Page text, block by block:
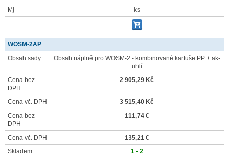
Mj
ks
WOSM-2AP
Obsah sady
Obsah náplně pro WOSM-2 - kombinované kartuše PP + ak-
uhlí
Cena bez
DPH
2 905,29 Kč
Cena vč. DPH
3 515,40 Kč
Cena bez
DPH
111,74 €
Cena vč. DPH
135,21 €
Skladem
1 - 2